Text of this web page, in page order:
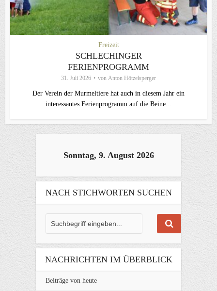
Freizeit
SCHLECHINGER
FERIENPROGRAMM
31. Juli 2026 von Anton Hötzelsperger
Der Verein der Murmeltiere hat auch in diesem Jahr ein
interessantes Ferienprogramm auf die Beine...
Sonntag, 9. August 2026
NACH STICHWORTEN SUCHEN
NACHRICHTEN IM ÜBERBLICK
Beiträge von heute